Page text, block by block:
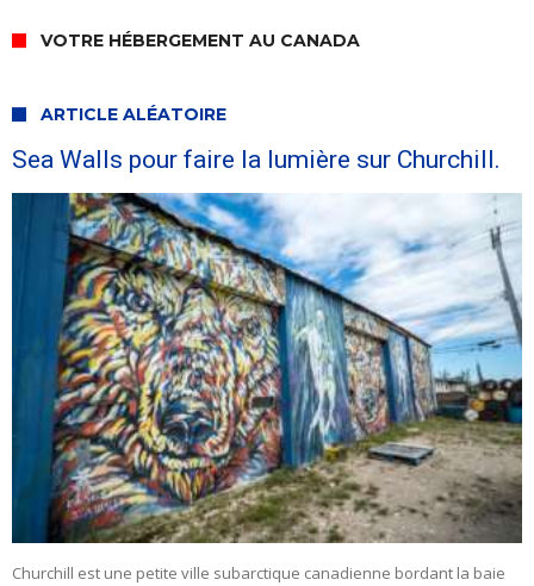
VOTRE HÉBERGEMENT AU CANADA
ARTICLE ALÉATOIRE
Sea Walls pour faire la lumière sur Churchill.
Churchill est une petite ville subarctique canadienne bordant la baie